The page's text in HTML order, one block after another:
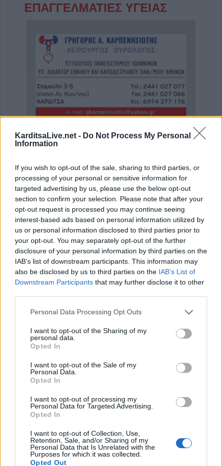
KarditsaLive.net - Do Not Process My Personal
Information
If you wish to opt-out of the sale, sharing to third parties, or
processing of your personal or sensitive information for
targeted advertising by us, please use the below opt-out
section to confirm your selection. Please note that after your
opt-out request is processed you may continue seeing
interest-based ads based on personal information utilized by
us or personal information disclosed to third parties prior to
your opt-out. You may separately opt-out of the further
disclosure of your personal information by third parties on the
IAB’s list of downstream participants. This information may
also be disclosed by us to third parties on the IAB’s List of
Downstream Participants that may further disclose it to other
Personal Data Processing Opt Outs
I want to opt-out of the Sharing of my
personal data.
Opted In
I want to opt-out of the Sale of my
Personal Data.
Opted In
I want to opt-out of processing my
Personal Data for Targeted Advertising.
Opted In
I want to opt-out of Collection, Use,
Retention, Sale, and/or Sharing of my
Personal Data that Is Unrelated with the
Purposes for which it was collected.
Opted Out
ΕΠΑΓΓΕΛΜΑΤΙΕΣ ΥΓΕΙΑΣ
Ενδοκρινολόγος - Διαβητολόγος "Γεώργιος Νικ. Κατσούλης" Χειρουργός Ουρολόγος - Ανδρολόγος "Γρηγόρης Α. Καρπενησιώτης"
ΑΓΓΕΛΙΕΣ
Η Αποκατάσταση Α.Ε. αναζητά για εργασία Νοσηλευτές και Βοηθούς Νοσηλευτές
ΤΕΛΕΥΤΑΙΑ ΝΕΑ
Λαμία: Απατεώνες άρπαξαν μεγάλο